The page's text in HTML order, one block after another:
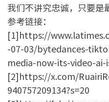
我们不讲究忠诚，只要是
参考链接：
[1]https://
-07-03/bytedances-
media-now-its-video-
[2]https://x.com/
940757209134?s=20